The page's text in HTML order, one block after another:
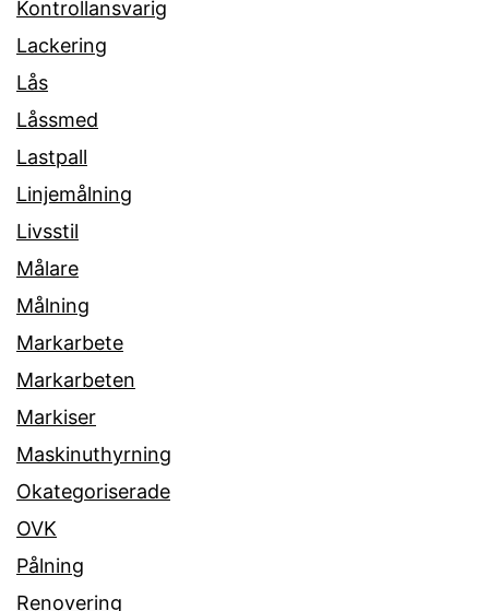
Kontrollansvarig
Lackering
Lås
Låssmed
Lastpall
Linjemålning
Livsstil
Målare
Målning
Markarbete
Markarbeten
Markiser
Maskinuthyrning
Okategoriserade
OVK
Pålning
Renovering